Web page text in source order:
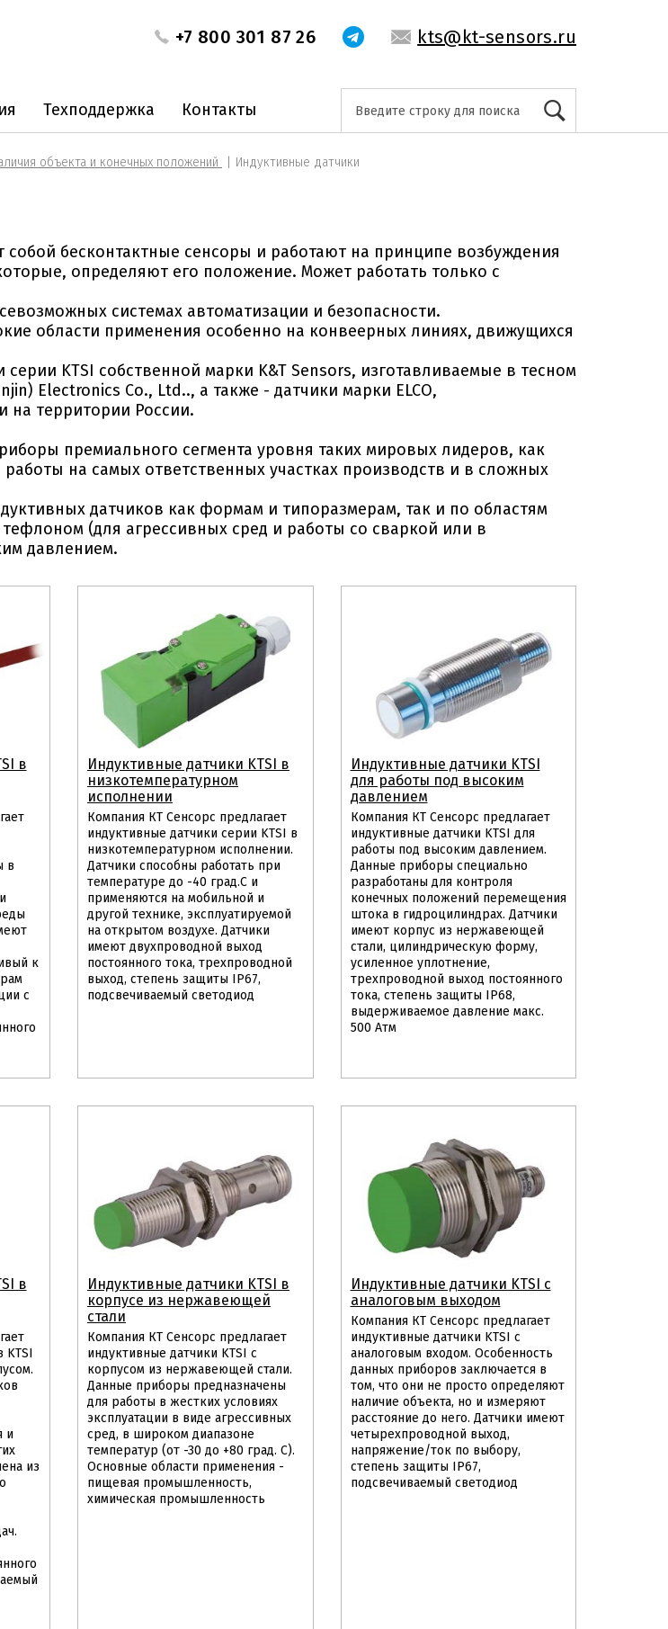
+7 800 301 87 26 kts@kt-sensors.ru
Техподдержка Контакты
объекта и конечных положений Индуктивные датчики
бесконтактные сенсоры и работают на принципе возбуждения
определяют его положение. Может работать только с
системах автоматизации и безопасности.
области применения особенно на конвеерных линиях, движущихся
KTSI собственной марки K&T Sensors, изготавливаемые в тесном
Electronics Co., Ltd.., а также - датчики марки ELCO,
на территории России.
премиального сегмента уровня таких мировых лидеров, как
работы на самых ответственных участках производств и в сложных
датчиков как формам и типоразмерам, так и по областям
(для агрессивных сред и работы со сваркой или в
давлением.
в
в
к
с
Индуктивные датчики KTSI в
низкотемпературном
исполнении
Компания КТ Сенсорс предлагает
индуктивные датчики серии KTSI в
низкотемпературном исполнении.
Датчики способны работать при
температуре до -40 град.С и
применяются на мобильной и
другой технике, эксплуатируемой
на открытом воздухе. Датчики
имеют двухпроводной выход
постоянного тока, трехпроводной
выход, степень защиты IP67,
подсвечиваемый светодиод
Индуктивные датчики KTSI
для работы под высоким
давлением
Компания КТ Сенсорс предлагает
индуктивные датчики KTSI для
работы под высоким давлением.
Данные приборы специально
разработаны для контроля
конечных положений перемещения
штока в гидроцилиндрах. Датчики
имеют корпус из нержавеющей
стали, цилиндрическую форму,
усиленное уплотнение,
трехпроводной выход постоянного
тока, степень защиты IP68,
выдерживаемое давление макс.
500 Атм
в
KTSI
и
из
Индуктивные датчики KTSI в
корпусе из нержавеющей
стали
Компания КТ Сенсорс предлагает
индуктивные датчики KTSI с
корпусом из нержавеющей стали.
Данные приборы предназначены
для работы в жестких условиях
эксплуатации в виде агрессивных
сред, в широком диапазоне
температур (от -30 до +80 град. С).
Основные области применения -
пищевая промышленность,
химическая промышленность
Индуктивные датчики KTSI с
аналоговым выходом
Компания КТ Сенсорс предлагает
индуктивные датчики KTSI с
аналоговым входом. Особенность
данных приборов заключается в
том, что они не просто определяют
наличие объекта, но и измеряют
расстояние до него. Датчики имеют
четырехпроводной выход,
напряжение/ток по выбору,
степень защиты IP67,
подсвечиваемый светодиод